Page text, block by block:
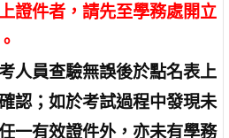
證件者，請先至學務處開立
人員查驗無誤後於點名表上
認；如於考試過程中發現未
一有效證件外，亦未有學務